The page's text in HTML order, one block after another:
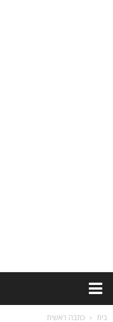
בית כתבה ראשית